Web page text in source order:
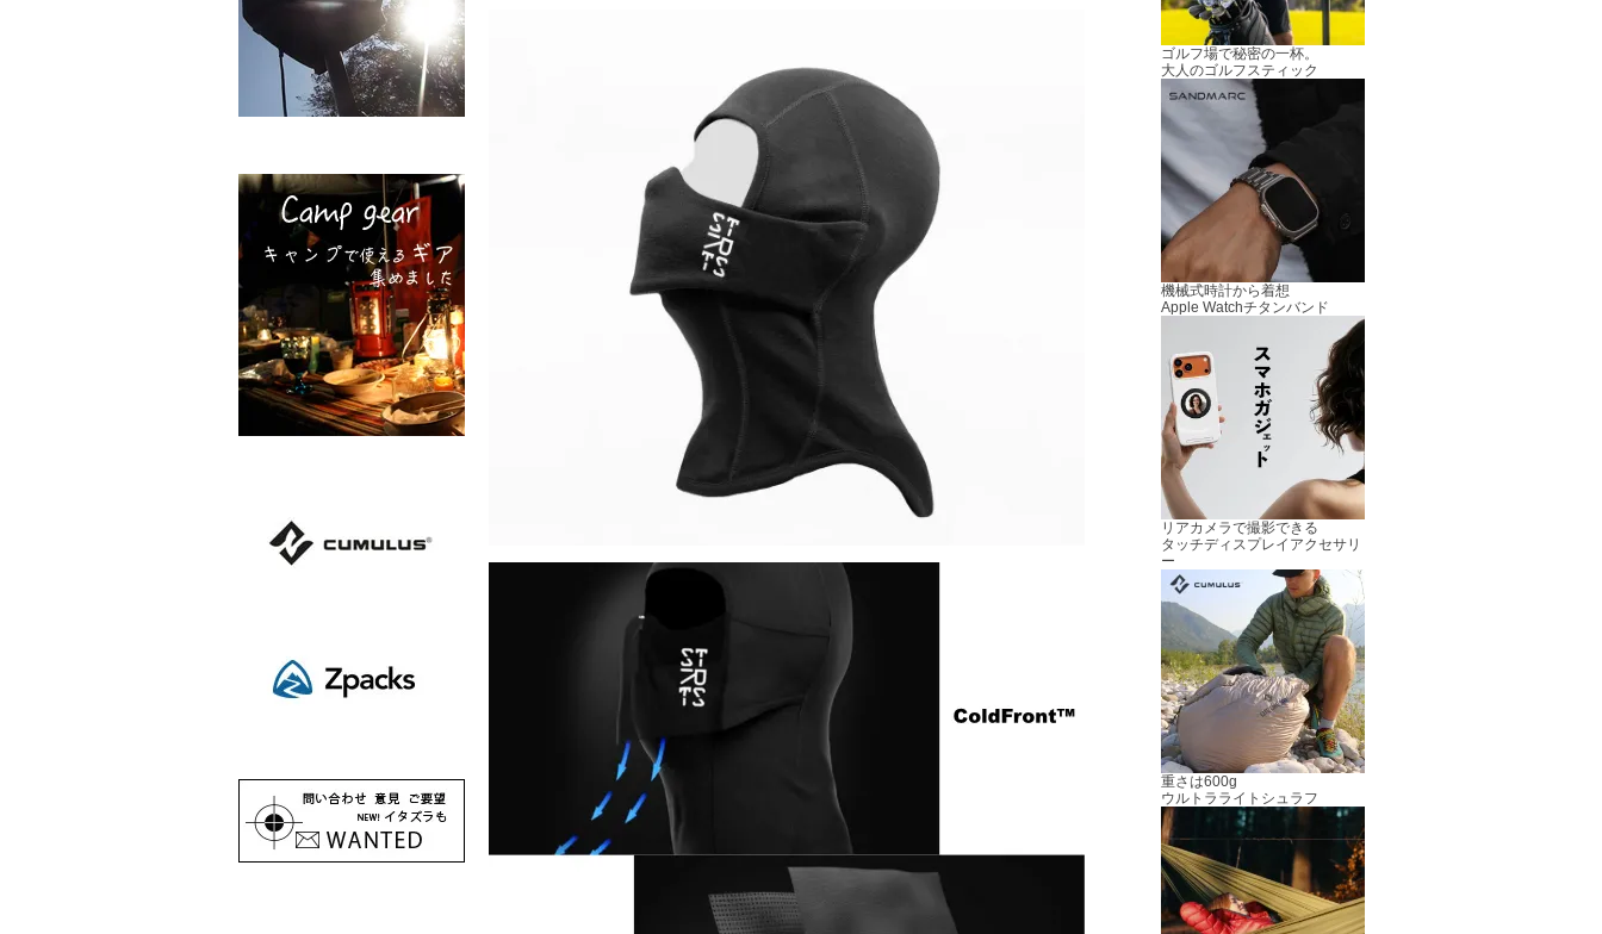
ゴルフ場で秘密の一杯。
大人のゴルフスティック
機械式時計から着想
Apple Watchチタンバンド
リアカメラで撮影できる
タッチディスプレイアクセサリ
ー
重さは600g
ウルトラライトシュラフ